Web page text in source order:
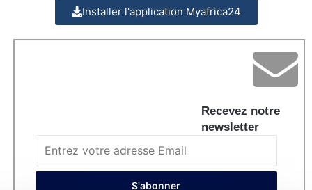
Installer l'application Myafrica24
Recevez notre
newsletter